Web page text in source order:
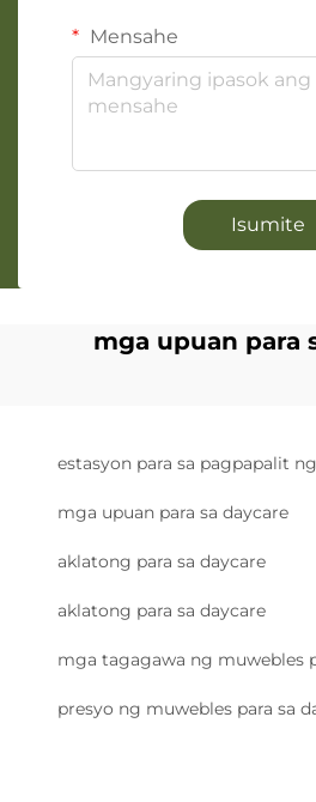
Mensahe
Isumite
mga upuan para
estasyon para sa pagpapalit
mga upuan para sa daycare
aklatong para sa daycare
aklatong para sa daycare
mga tagagawa ng muwebles
presyo ng muwebles para sa